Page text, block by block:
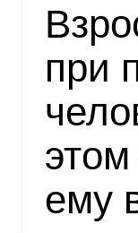
при
ему